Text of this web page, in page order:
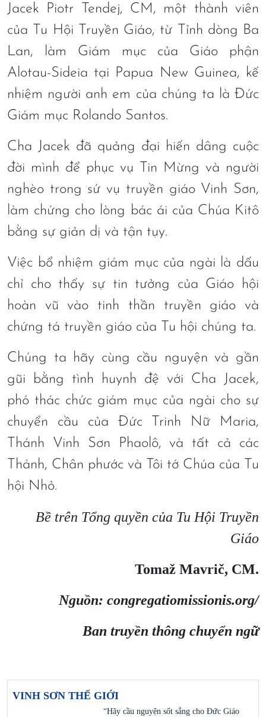
Jacek Piotr Tendej, CM, một thành viên
của Tu Hội Truyền Giáo, từ Tỉnh dòng Ba
Lan, làm Giám mục của Giáo phận
Alotau-Sideia tại Papua New Guinea, kế
nhiệm người anh em của chúng ta là Đức
Giám mục Rolando Santos.
Cha Jacek đã quảng đại hiến dâng cuộc
đời mình để phục vụ Tin Mừng và người
nghèo trong sứ vụ truyền giáo Vinh Sơn,
làm chứng cho lòng bác ái của Chúa Kitô
bằng sự giản dị và tận tụy.
Việc bổ nhiệm giám mục của ngài là dấu
chỉ cho thấy sự tin tưởng của Giáo hội
hoàn vũ vào tinh thần truyền giáo và
chứng tá truyền giáo của Tu hội chúng ta.
Chúng ta hãy cùng cầu nguyện và gần
gũi bằng tình huynh đệ với Cha Jacek,
phó thác chức giám mục của ngài cho sự
chuyển cầu của Đức Trinh Nữ Maria,
Thánh Vinh Sơn Phaolô, và tất cả các
Thánh, Chân phước và Tôi tớ Chúa của Tu
hội Nhỏ.
Bề trên Tổng quyền của Tu Hội Truyền
Giáo
Tomaž Mavrič, CM.
Nguồn: congregatiomissionis.org/
Ban truyền thông chuyển ngữ
VINH SƠN THẾ GIỚI
“Hãy cầu nguyện sốt sắng cho Đức Giáo